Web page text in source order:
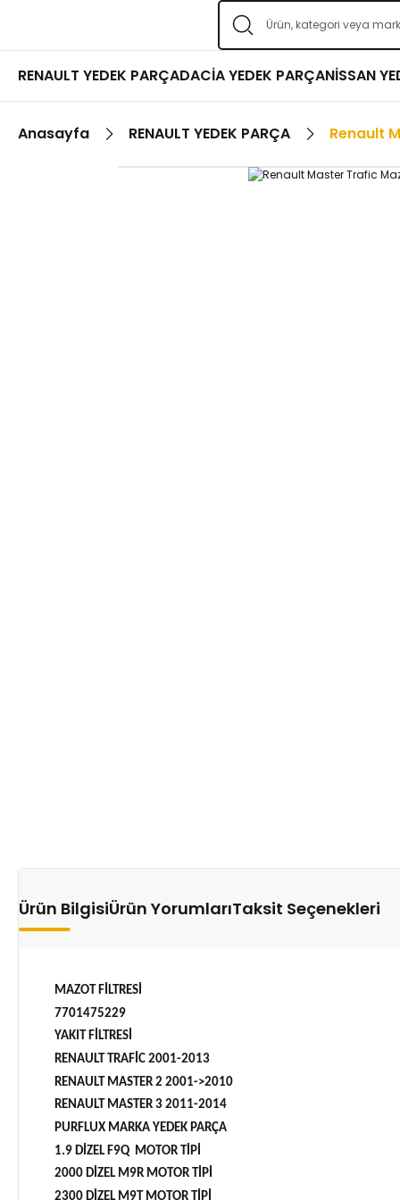
RENAULT YEDEK PARÇADACİA YEDEK PARÇANİSSAN
Anasayfa RENAULT YEDEK PARÇA Renault
Ürün BilgisiÜrün YorumlarıTaksit Seçenekleri
MAZOT FİLTRESİ
7701475229
YAKIT FİLTRESİ
RENAULT TRAFİC 2001-2013
RENAULT MASTER 2 2001->2010
RENAULT MASTER 3 2011-2014
PURFLUX MARKA YEDEK PARÇA
1.9 DİZEL F9Q MOTOR TİPİ
2000 DİZEL M9R MOTOR TİPİ
2300 DİZEL M9T MOTOR TİPİ